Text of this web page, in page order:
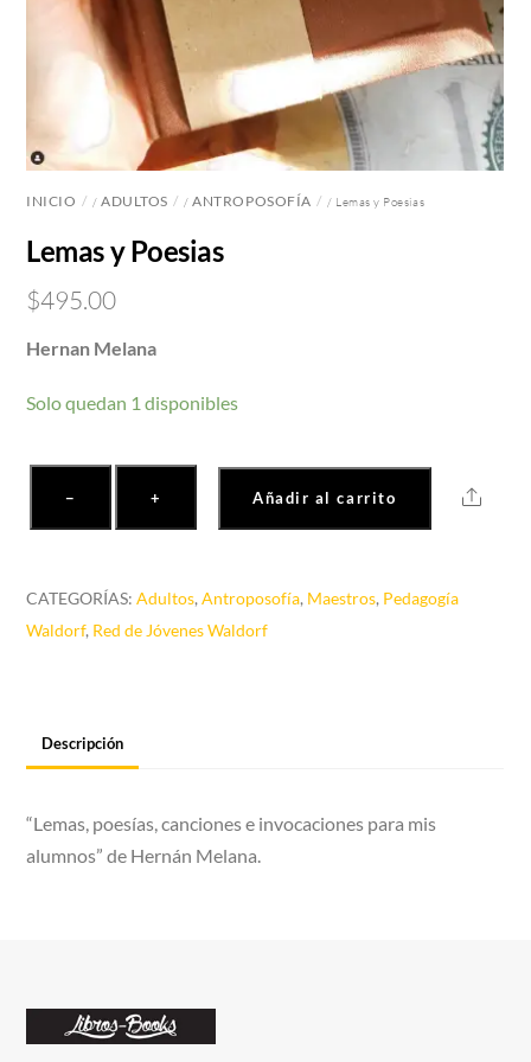
INICIO /ADULTOS /ANTROPOSOFÍA / Lemas y Poesias
Lemas y Poesias
$495.00
Hernan Melana
Solo quedan 1 disponibles
− + Añadir al carrito Share
CATEGORÍAS:Adultos,Antroposofía, Maestros, Pedagogía
Waldorf, Red de Jóvenes Waldorf
Descripción
“Lemas, poesías, canciones e invocaciones para mis
alumnos” de Hernán Melana.